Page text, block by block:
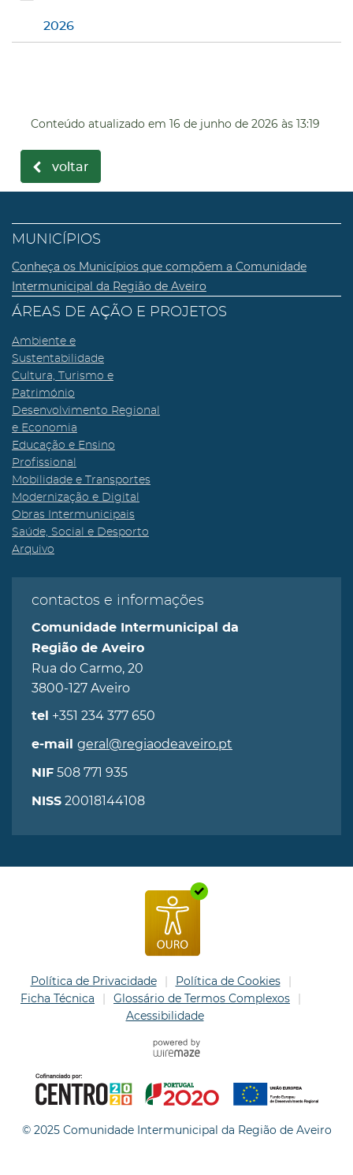
2026
Conteúdo atualizado em 16 de junho de 2026 às 13:19
voltar
MUNICÍPIOS
Conheça os Municípios que compõem a Comunidade
Intermunicipal da Região de Aveiro
ÁREAS DE AÇÃO E PROJETOS
Ambiente e
Sustentabilidade
Cultura, Turismo e
Património
Desenvolvimento Regional
e Economia
Educação e Ensino
Profissional
Mobilidade e Transportes
Modernização e Digital
Obras Intermunicipais
Saúde, Social e Desporto
Arquivo
contactos e informações
Comunidade Intermunicipal da
Região de Aveiro
Rua do Carmo, 20
3800-127 Aveiro
tel +351 234 377 650
e-mail geral@regiaodeaveiro.pt
NIF 508 771 935
NISS 20018144108
Política de Privacidade
Política de Cookies
Ficha Técnica
Glossário de Termos Complexos
Acessibilidade
© 2025 Comunidade Intermunicipal da Região de Aveiro